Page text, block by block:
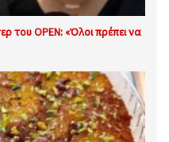
του OPEN: «Όλοι πρέπει να